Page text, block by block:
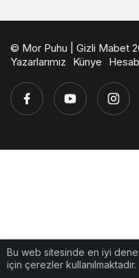
Bu web sitesinde en iyi
için çerezler kullanılmaktadır.
© Mor Puhu | Gizli Mabet
Yazarlarımız
Künye